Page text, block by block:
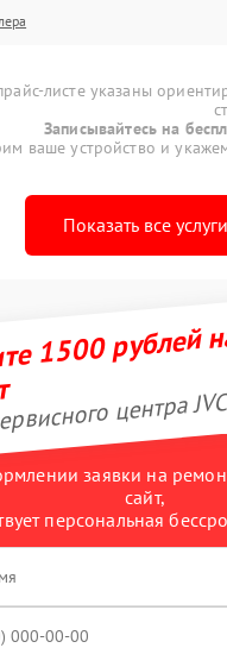
листе указаны
Записывайтесь на
ваше устройство и
Показать все услуги
1500 рублей
центра JVC
заявки на
сайт,
персональная